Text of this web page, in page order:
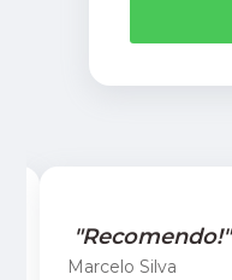
"Recomendo!"
Marcelo Silva